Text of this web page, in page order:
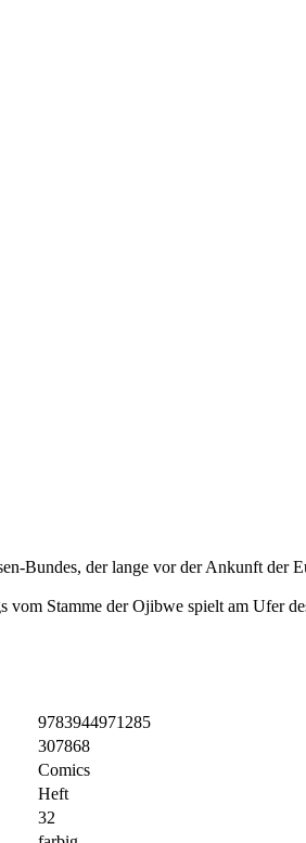
Bundes, der lange vor der Ankunft der
vom Stamme der Ojibwe spielt am Ufer
9783944971285
307868
Comics
Heft
32